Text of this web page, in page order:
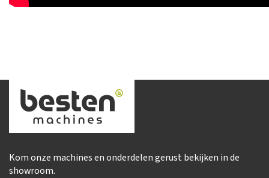
Kom onze machines en onderdelen gerust bekijken in de
showroom.